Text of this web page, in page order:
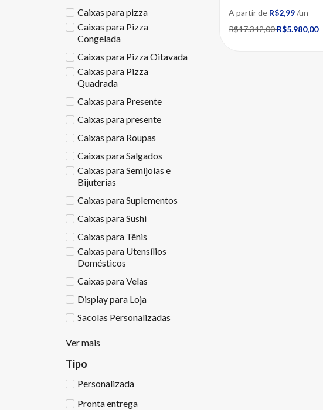
Caixas para pizza
Caixas para Pizza
Congelada
Caixas para Pizza Oitavada
Caixas para Pizza
Quadrada
Caixas para Presente
Caixas para presente
Caixas para Roupas
Caixas para Salgados
Caixas para Semijoias e
Bijuterias
Caixas para Suplementos
Caixas para Sushi
Caixas para Tênis
Caixas para Utensílios
Domésticos
Caixas para Velas
Display para Loja
Sacolas Personalizadas
Ver mais
Tipo
Personalizada
Pronta entrega
A partir de R$2,99/un
R$17.342,00R$5.980,00